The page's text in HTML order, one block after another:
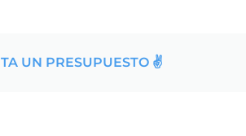
UN PRESUPUESTO ✌️